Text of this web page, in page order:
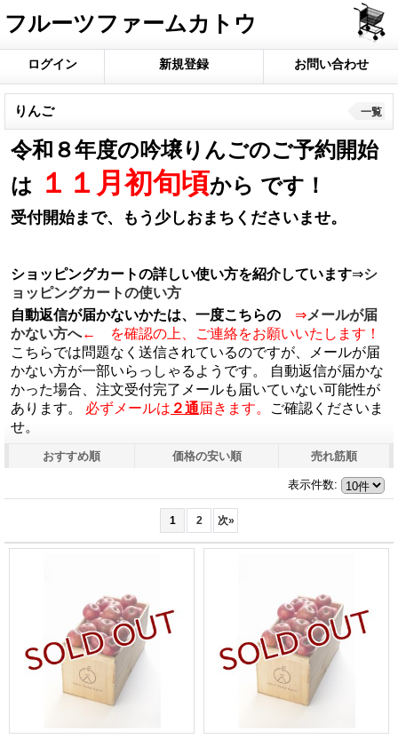
フルーツファームカトウ
ログイン 新規登録 お問い合わせ
りんご
令和８年度の吟壌りんごのご予約開始
は
１１月初旬頃から です！
受付開始まで、もう少しおまちくださいませ。
ショッピングカートの詳しい使い方を紹介しています⇒シ
ョッピングカートの使い方
自動返信が届かないかたは、一度こちらの ⇒メールが届
かない方へ← を確認の上、ご連絡をお願いいたします！
こちらでは問題なく送信されているのですが、メールが届
かない方が一部いらっしゃるようです。 自動返信が届かな
かった場合、注文受付完了メールも届いていない可能性が
あります。 必ずメールは ２通届きます。
ご確認くださいま
せ。
一覧
おすすめ順 価格の安い順 売れ筋順
表示件数:
1 2 次»